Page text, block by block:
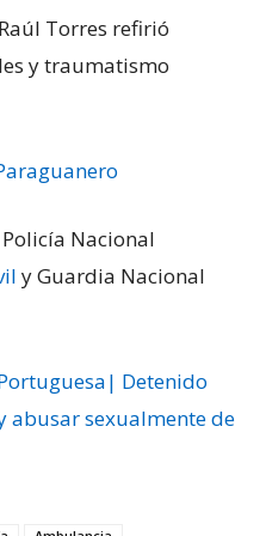
Torres refirió
y traumatismo
Nacional
y Guardia Nacional
Detenido
abusar sexualmente de